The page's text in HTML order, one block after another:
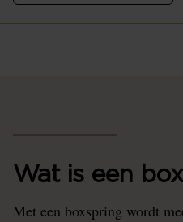
Wat is een
Met een boxspring wordt